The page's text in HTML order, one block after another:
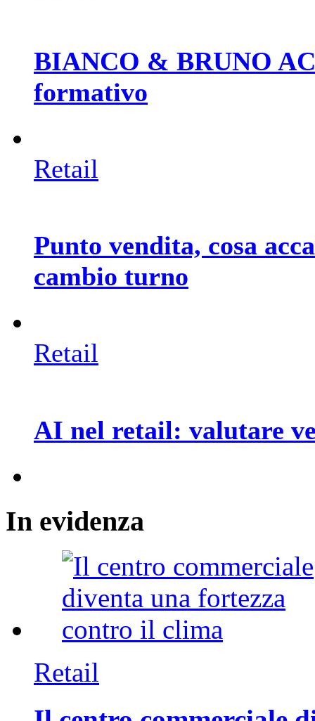
BIANCO & BRUNO
formativo
Retail
Punto vendita, cosa
cambio turno
Retail
AI nel retail: valutare
In evidenza
Retail